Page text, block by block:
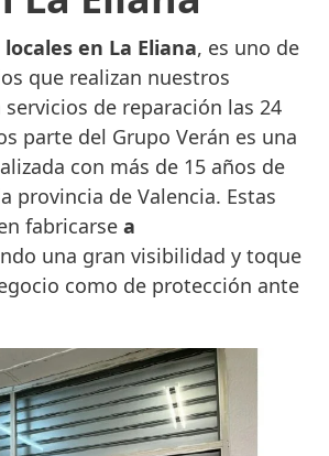
en La Eliana, es uno de
que realizan nuestros
de reparación las 24
parte del Grupo Verán es una
con más de 15 años de
provincia de Valencia. Estas
fabricarse a
una gran visibilidad y toque
como de protección ante